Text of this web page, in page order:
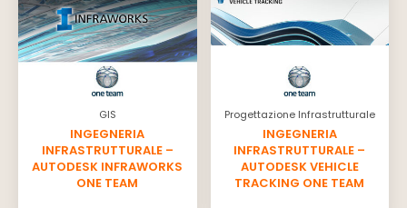
GIS
INGEGNERIA
INFRASTRUTTURALE –
AUTODESK INFRAWORKS
ONE TEAM
Progettazione Infrastrutturale
INGEGNERIA
INFRASTRUTTURALE –
AUTODESK VEHICLE
TRACKING ONE TEAM